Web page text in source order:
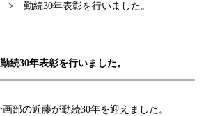
勤続30年表彰を行いました。
勤続30年表彰を行いました。
部の近藤が勤続30年を迎えました。